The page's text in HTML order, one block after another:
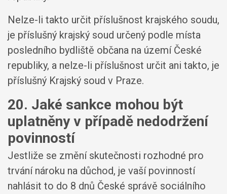
Nelze-li takto určit příslušnost krajského soudu,
je příslušný krajský soud určený podle místa
posledního bydliště občana na území České
republiky, a nelze-li příslušnost určit ani takto, je
příslušný Krajský soud v Praze.
20. Jaké sankce mohou být
uplatněny v případě nedodržení
povinností
Jestliže se změní skutečnosti rozhodné pro
trvání nároku na důchod, je vaší povinností
nahlásit to do 8 dnů České správě sociálního